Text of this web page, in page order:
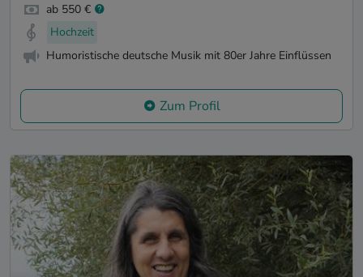
ab 550 €
Hochzeit
Humoristische deutsche Musik mit 80er Jahre Einflüssen
Zum Profil